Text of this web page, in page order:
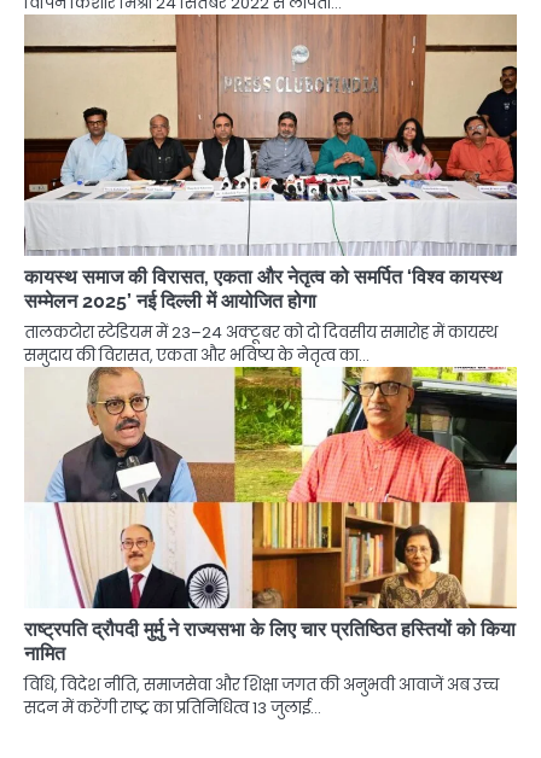
कायस्थ समाज की विरासत, एकता और नेतृत्व को समर्पित ‘विश्व कायस्थ
सम्मेलन 2025’ नई दिल्ली में आयोजित होगा
तालकटोरा स्टेडियम में 23–24 अक्टूबर को दो दिवसीय समारोह में कायस्थ
समुदाय की विरासत, एकता और भविष्य के नेतृत्व का…
राष्ट्रपति द्रौपदी मुर्मु ने राज्यसभा के लिए चार प्रतिष्ठित हस्तियों को किया
नामित
विधि, विदेश नीति, समाजसेवा और शिक्षा जगत की अनुभवी आवाजें अब उच्च
सदन में करेंगी राष्ट्र का प्रतिनिधित्व 13 जुलाई…